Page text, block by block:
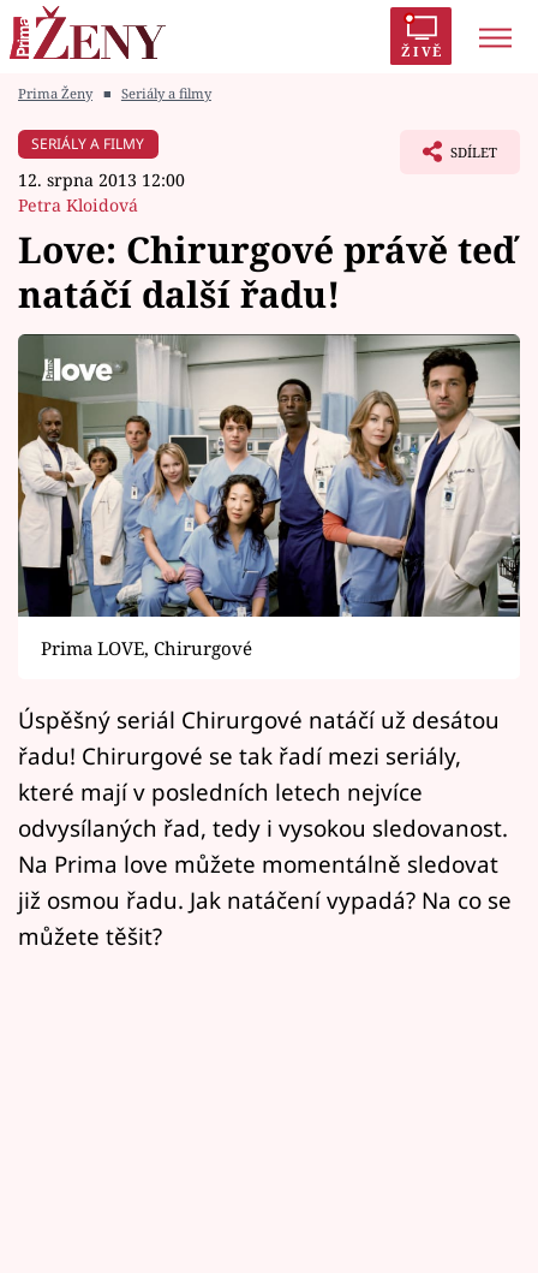
ŽIVĚ
Módní alarm
Témata
Celebrity
Vztahy
Seriály
Horoskopy
Sledujte prima+
Filmový festival Karlovy Vary
Pořady
Mámy sobě
Přihlášení
Sledujte nás
Prima Ženy ■ Seriály a filmy
SERIÁLY A FILMY
12. srpna 2013 12:00
Petra Kloidová
SDÍLET
Love: Chirurgové právě teď
natáčí další řadu!
Prima LOVE, Chirurgové
Úspěšný seriál Chirurgové natáčí už desátou
řadu! Chirurgové se tak řadí mezi seriály,
které mají v posledních letech nejvíce
odvysílaných řad, tedy i vysokou sledovanost.
Na Prima love můžete momentálně sledovat
již osmou řadu. Jak natáčení vypadá? Na co se
můžete těšit?